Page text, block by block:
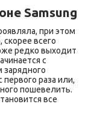
Samsung
при этом
всего
редко выходит
с
раза или,
пошевелить.
все